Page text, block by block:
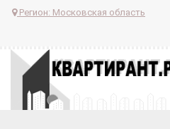
Регион: Московская область